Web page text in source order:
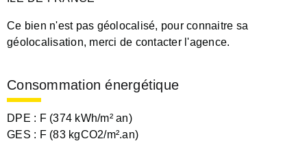
Ce bien n'est pas géolocalisé, pour connaitre sa
géolocalisation, merci de contacter l'agence.
Consommation énergétique
DPE : F (374 kWh/m² an)
GES : F (83 kgCO2/m².an)